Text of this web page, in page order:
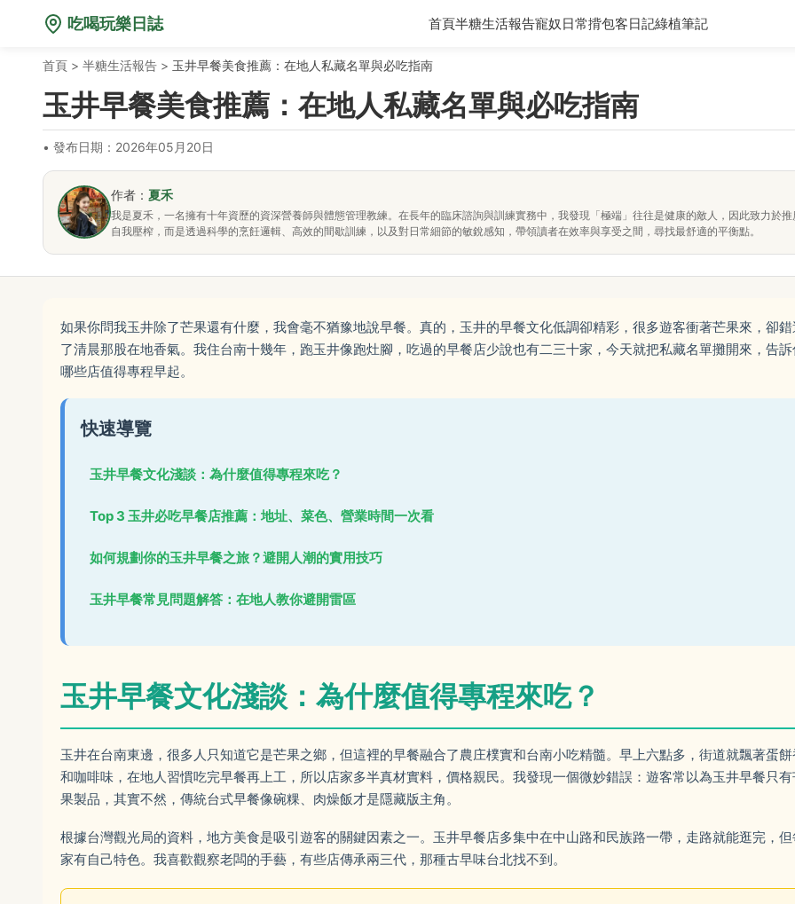
吃喝玩樂日誌 首頁半糖生活報告寵奴日常揹包客日記綠植筆記
首頁 > 半糖生活報告 > 玉井早餐美食推薦：在地人私藏名單與必吃指南
玉井早餐美食推薦：在地人私藏名單與必吃指南
• 發布日期：2026年05月20日
作者： 夏禾
我是夏禾，一名擁有十年資歷的資深營養師與體態管理教練。在長年的臨床諮詢與訓練實務中，我發現「極端」往往是健康的敵人，因此致力於
自我壓榨，而是透過科學的烹飪邏輯、高效的間歇訓練，以及對日常細節的敏銳感知，帶領讀者在效率與享受之間，尋找最舒適的平衡點。
如果你問我玉井除了芒果還有什麼，我會毫不猶豫地說早餐。真的，玉井的早餐文化低調卻精彩，很多遊客衝著芒果來，卻
了清晨那股在地香氣。我住台南十幾年，跑玉井像跑灶腳，吃過的早餐店少說也有二三十家，今天就把私藏名單攤開來，告
哪些店值得專程早起。
快速導覽
玉井早餐文化淺談：為什麼值得專程來吃？
Top 3 玉井必吃早餐店推薦：地址、菜色、營業時間一次看
如何規劃你的玉井早餐之旅？避開人潮的實用技巧
玉井早餐常見問題解答：在地人教你避開雷區
玉井早餐文化淺談：為什麼值得專程來吃？
玉井在台南東邊，很多人只知道它是芒果之鄉，但這裡的早餐融合了農庄樸實和台南小吃精髓。早上六點多，街道就飄著蛋
和咖啡味，在地人習慣吃完早餐再上工，所以店家多半真材實料，價格親民。我發現一個微妙錯誤：遊客常以為玉井早餐只
果製品，其實不然，傳統台式早餐像碗粿、肉燥飯才是隱藏版主角。
根據台灣觀光局的資料，地方美食是吸引遊客的關鍵因素之一。玉井早餐店多集中在中山路和民族路一帶，走路就能逛完，
家有自己特色。我喜歡觀察老闆的手藝，有些店傳承兩三代，那種古早味台北找不到。